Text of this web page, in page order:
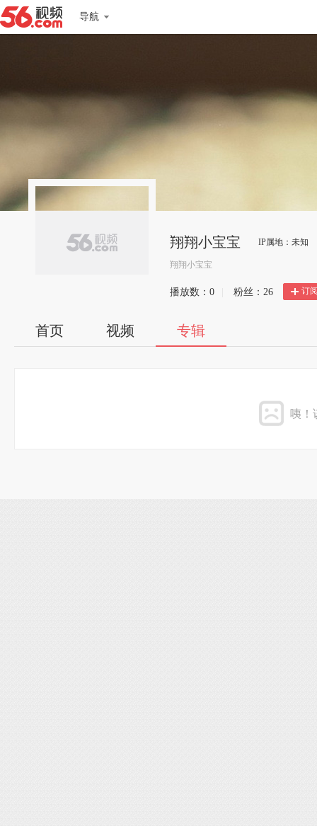
导航
翔翔小宝宝 IP属地：未知
翔翔小宝宝
播放数： 0 粉丝： 26 订
首页 视频 专辑
咦！